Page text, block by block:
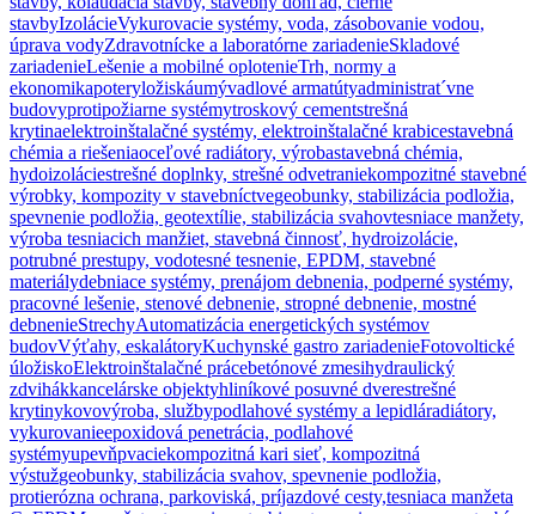
stavbyIzolácieVykurovacie systémy, voda, zásobovanie vodou,
úprava vodyZdravotnícke a laboratórne zariadenieSkladové
zariadenieLešenie a mobilné oplotenieTrh, normy a
ekonomikapoteryložiskáumývadlové armatútyadministrat´vne
budovyprotipožiarne systémytroskový cementstrešná
krytinaelektroinštalačné systémy, elektroinštalačné krabicestavebná
chémia a riešeniaoceľové radiátory, výrobastavebná chémia,
hydoizoláciestrešné doplnky, strešné odvetraniekompozitné stavebné
výrobky, kompozity v stavebníctvegeobunky, stabilizácia podložia,
spevnenie podložia, geotextílie, stabilizácia svahovtesniace manžety,
výroba tesniacich manžiet, stavebná činnosť, hydroizolácie,
potrubné prestupy, vodotesné tesnenie, EPDM, stavebné
materiálydebniace systémy, prenájom debnenia, podperné systémy,
pracovné lešenie, stenové debnenie, stropné debnenie, mostné
debnenieStrechyAutomatizácia energetických systémov
budovVýťahy, eskalátoryKuchynské gastro zariadenieFotovoltické
úložiskoElektroinštalačné prácebetónové zmesihydraulický
zdvihákkancelárske objektyhliníkové posuvné dverestrešné
krytinykovovýroba, službypodlahové systémy a lepidláradiátory,
vykurovanieepoxidová penetrácia, podlahové
systémyupevňpvaciekompozitná kari sieť, kompozitná
výstužgeobunky, stabilizácia svahov, spevnenie podložia,
protierózna ochrana, parkoviská, príjazdové cesty,tesniaca manžeta